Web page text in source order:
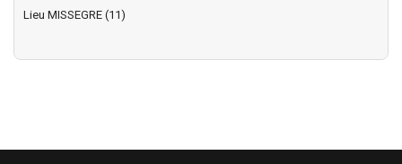
Lieu MISSEGRE (11)